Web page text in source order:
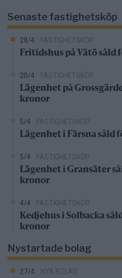
Senaste fastighetsköp
28/4 FASTIGHETSKÖP
Fritidshus på Vätö såld
20/4 FASTIGHETSKÖP
Lägenhet på
kronor
5/4 FASTIGHETSKÖP
Lägenhet i Färsna såld
5/4 FASTIGHETSKÖP
Lägenhet i Gransäter
kronor
4/4 FASTIGHETSKÖP
Kedjehus i Solbacka
kronor
Nystartade bolag
27/4 NYA BOLAG